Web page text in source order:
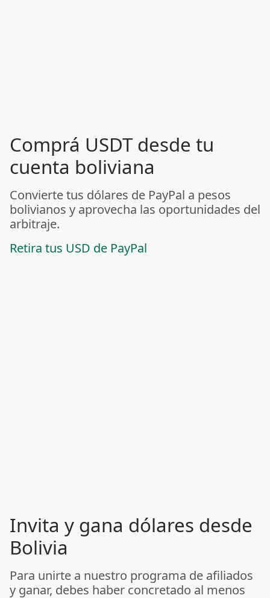
Comprá USDT desde tu
cuenta boliviana
Convierte tus dólares de PayPal a pesos
bolivianos y aprovecha las oportunidades del
arbitraje.
Retira tus USD de PayPal
Invita y gana dólares desde
Bolivia
Para unirte a nuestro programa de afiliados
y ganar, debes haber concretado al menos